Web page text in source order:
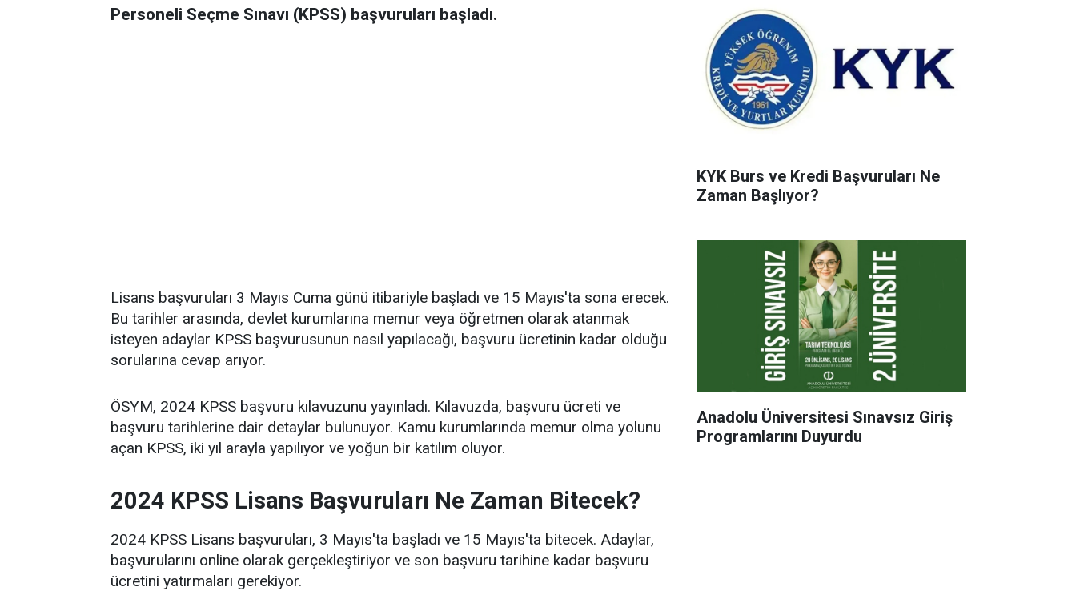
Personeli Seçme Sınavı (KPSS) başvuruları başladı.
Lisans başvuruları 3 Mayıs Cuma günü itibariyle başladı ve 15 Mayıs'ta sona erecek.
Bu tarihler arasında, devlet kurumlarına memur veya öğretmen olarak atanmak
isteyen adaylar KPSS başvurusunun nasıl yapılacağı, başvuru ücretinin kadar olduğu
sorularına cevap arıyor.
ÖSYM, 2024 KPSS başvuru kılavuzunu yayınladı. Kılavuzda, başvuru ücreti ve
başvuru tarihlerine dair detaylar bulunuyor. Kamu kurumlarında memur olma yolunu
açan KPSS, iki yıl arayla yapılıyor ve yoğun bir katılım oluyor.
2024 KPSS Lisans Başvuruları Ne Zaman Bitecek?
2024 KPSS Lisans başvuruları, 3 Mayıs'ta başladı ve 15 Mayıs'ta bitecek. Adaylar,
başvurularını online olarak gerçekleştiriyor ve son başvuru tarihine kadar başvuru
ücretini yatırmaları gerekiyor.
KYK Burs ve Kredi Başvuruları Ne
Zaman Başlıyor?
Anadolu Üniversitesi Sınavsız Giriş
Programlarını Duyurdu